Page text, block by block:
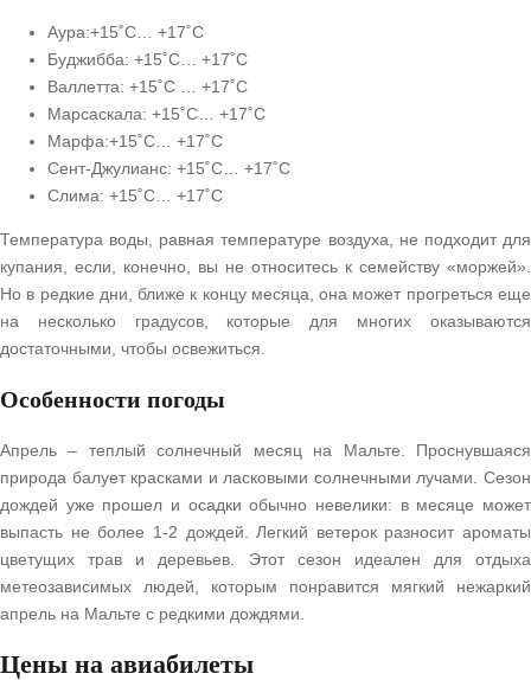
Аура:+15˚С… +17˚С
Буджибба: +15˚С… +17˚С
Валлетта: +15˚С … +17˚С
Марсаскала: +15˚С… +17˚С
Марфа:+15˚С… +17˚С
Сент-Джулианс: +15˚С… +17˚С
Слима: +15˚С… +17˚С
Температура воды, равная температуре воздуха, не подходит для
купания, если, конечно, вы не относитесь к семейству «моржей».
Но в редкие дни, ближе к концу месяца, она может прогреться еще
на несколько градусов, которые для многих оказываются
достаточными, чтобы освежиться.
Особенности погоды
Апрель – теплый солнечный месяц на Мальте. Проснувшаяся
природа балует красками и ласковыми солнечными лучами. Сезон
дождей уже прошел и осадки обычно невелики: в месяце может
выпасть не более 1-2 дождей. Легкий ветерок разносит ароматы
цветущих трав и деревьев. Этот сезон идеален для отдыха
метеозависимых людей, которым понравится мягкий нежаркий
апрель на Мальте с редкими дождями.
Цены на авиабилеты